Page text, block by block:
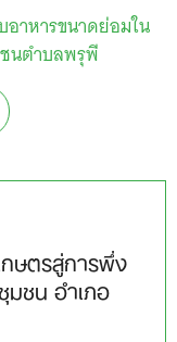
าหารขนาดย่อมใน
นตำบลพรุพี
ษตรสู่การพึ่ง
มชน อำเภอ